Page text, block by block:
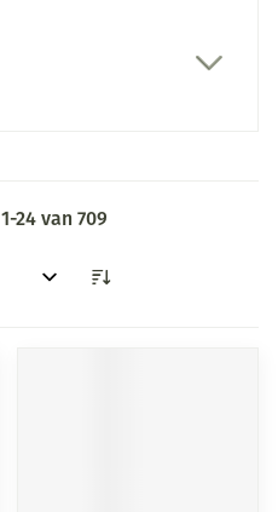
1-24 van 709